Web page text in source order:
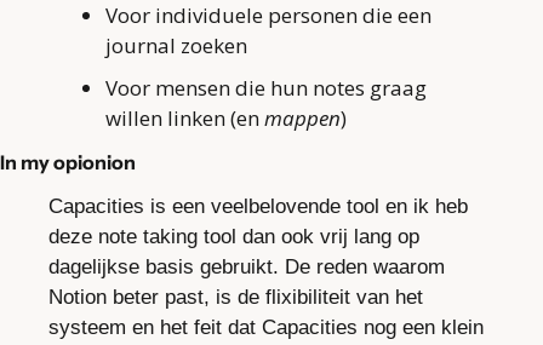
Voor individuele personen die een
journal zoeken
Voor mensen die hun notes graag
willen linken (en mappen)
In my opionion
Capacities is een veelbelovende tool en ik heb
deze note taking tool dan ook vrij lang op
dagelijkse basis gebruikt. De reden waarom
Notion beter past, is de flixibiliteit van het
systeem en het feit dat Capacities nog een klein